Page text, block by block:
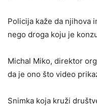
Policija kaže da njihova
nego droga koju je
Michal Miko, direktor
da je ono što video
Snimka koja kruži